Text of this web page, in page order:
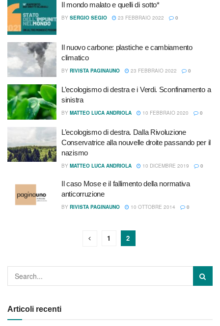
Il mondo malato e quelli di sotto*
BY SERGIO SEGIO 23 FEBBRAIO 2022 0
Il nuovo carbone: plastiche e cambiamento
climatico
BY RIVISTA PAGINAUNO 23 FEBBRAIO 2022 0
L’ecologismo di destra e i Verdi. Sconfinamento a
sinistra
BY MATTEO LUCA ANDRIOLA 10 FEBBRAIO 2020 0
L’ecologismo di destra. Dalla Rivoluzione
Conservatrice alla nouvelle droite passando per il
nazismo
BY MATTEO LUCA ANDRIOLA 10 DICEMBRE 2019 0
Il caso Mose e il fallimento della normativa
anticorruzione
BY RIVISTA PAGINAUNO 10 OTTOBRE 2014 0
1 2
Articoli recenti